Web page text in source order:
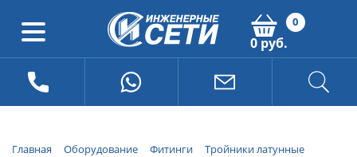
0
0 руб.
Главная Оборудование Фитинги
Тройники латунные